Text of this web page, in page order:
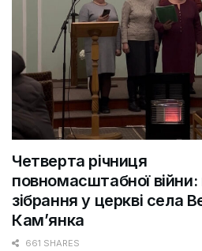
Четверта річниця
повномасштабної
зібрання у церкві села
Кам’янка
661 SHARES